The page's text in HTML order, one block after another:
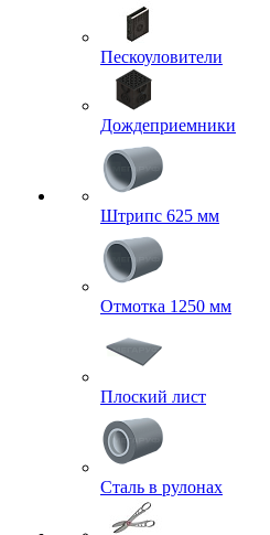
Пескоуловители
Дождеприемники
Штрипс 625 мм
Отмотка 1250 мм
Плоский лист
Сталь в рулонах